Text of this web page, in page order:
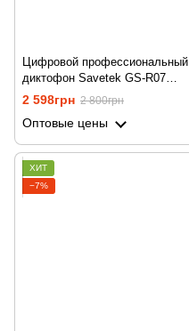
Цифровой профессиональный
диктофон Savetek GS-R07
для записи голоса, 8 Гб
памяти, стерео, SD до 64 Гб
2 598грн 2 800грн
Оптовые цены
ХИТ
−7%